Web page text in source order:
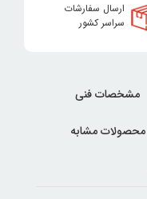
ارسال سفارشات
سراسر کشور
مشخصات فنی
محصولات مشابه